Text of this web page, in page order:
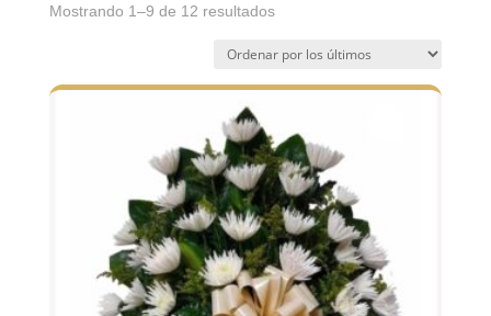
Mostrando 1–9 de 12 resultadosOrdenado
los
últimos